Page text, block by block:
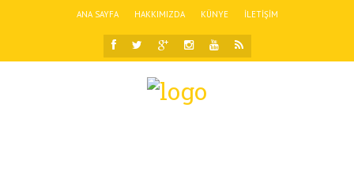
ANA SAYFA HAKKIMIZDA KÜNYE İLETIŞIM